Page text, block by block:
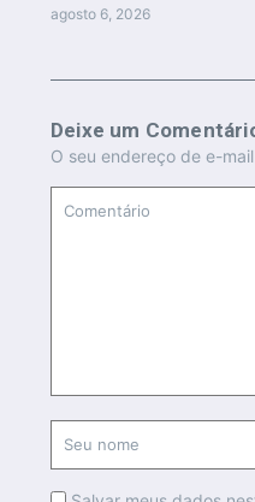
agosto 6, 2026
Deixe um
O seu endereço de e-